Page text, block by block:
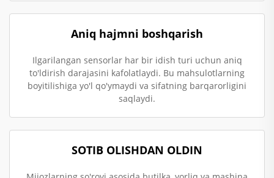
Aniq hajmni boshqarish
Ilgarilangan sensorlar har bir idish turi uchun aniq
to'ldirish darajasini kafolatlaydi. Bu mahsulotlarning
boyitilishiga yo'l qo'ymaydi va sifatning barqarorligini
saqlaydi.
SOTIB OLISHDAN OLDIN